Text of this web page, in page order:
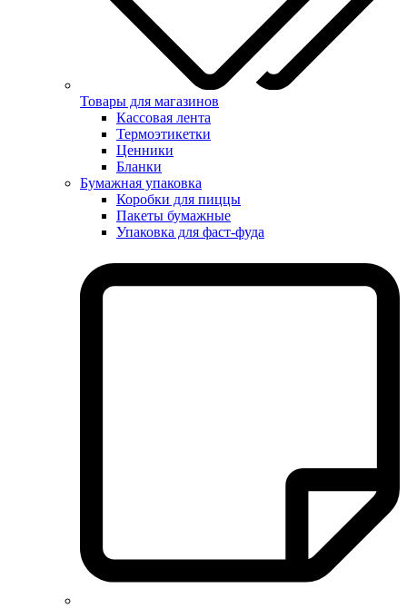
Товары для магазинов
Кассовая лента
Термоэтикетки
Ценники
Бланки
Бумажная упаковка
Коробки для пиццы
Пакеты бумажные
Упаковка для фаст-фуда